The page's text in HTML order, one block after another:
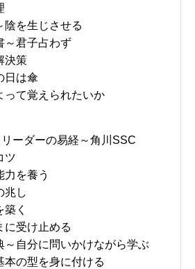
陰を生じさせる
～君子占わず
決策
日は傘
って覚えられたいか
ーダーの易経～角川SSC
ツ
力を養う
兆し
く
に受け止める
～自分に問いかけながら学ぶ
本の型を身に付ける